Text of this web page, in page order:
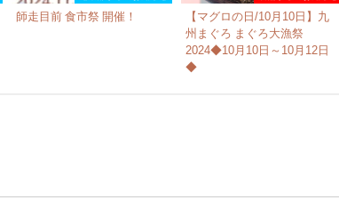
師走目前 食市祭 開催！
【マグロの日/10月10日】九
州まぐろ まぐろ大漁祭
2024◆10月10日～10月12日
◆